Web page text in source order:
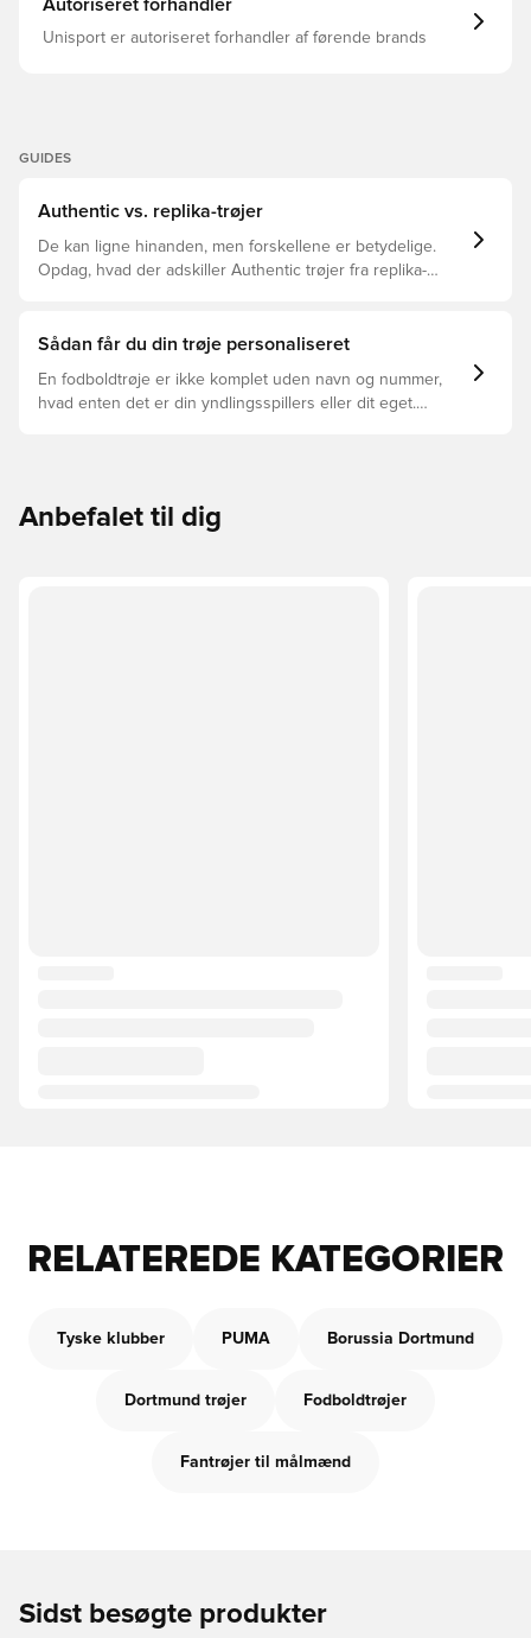
Autoriseret forhandler
Unisport er autoriseret forhandler af førende brands
GUIDES
Authentic vs. replika-trøjer
De kan ligne hinanden, men forskellene er betydelige.
Opdag, hvad der adskiller Authentic trøjer fra replika-
Sådan får du din trøje personaliseret
En fodboldtrøje er ikke komplet uden navn og nummer,
hvad enten det er din yndlingsspillers eller dit eget.
Anbefalet til dig
RELATEREDE KATEGORIER
Tyske klubber PUMA Borussia Dortmund
Dortmund trøjer Fodboldtrøjer
Fantrøjer til målmænd
Sidst besøgte produkter